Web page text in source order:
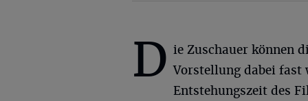
D ie Zuschauer können
Vorstellung dabei fast
Entstehungszeit des